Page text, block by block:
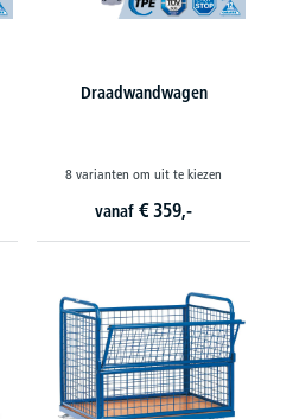
Draadwandwagen
8 varianten om uit te kiezen
vanaf € 359,-